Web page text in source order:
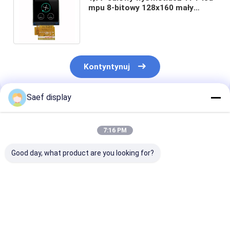
mpu 8-bitowy 128x160 mały
Kontyntynuj
Polecane Produkty
Saef display
7:16 PM
Good day, what product are you looking for?